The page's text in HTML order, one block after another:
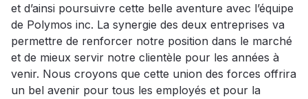
et d’ainsi poursuivre cette belle aventure avec l’équipe
de Polymos inc. La synergie des deux entreprises va
permettre de renforcer notre position dans le marché
et de mieux servir notre clientèle pour les années à
venir. Nous croyons que cette union des forces offrira
un bel avenir pour tous les employés et pour la